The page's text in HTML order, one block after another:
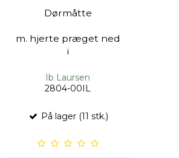
Dørmåtte
m. hjerte præget ned
i
Ib Laursen
2804-00IL
På lager (11 stk.)